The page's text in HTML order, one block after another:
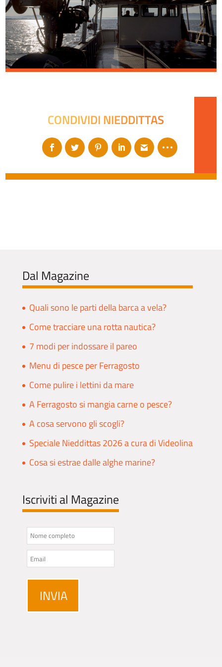
CONDIVIDI NIEDDITTAS
Dal Magazine
Quali sono le parti della barca a vela?
Come tracciare una rotta nautica?
7 modi per indossare il pareo
Menu di pesce per Ferragosto
Come pulire i lettini da mare
A Ferragosto si mangia carne o pesce?
A cosa servono gli scogli?
Speciale Nieddittas 2026 a cura di Videolina
Cosa si estrae dalle alghe marine?
Iscriviti al Magazine